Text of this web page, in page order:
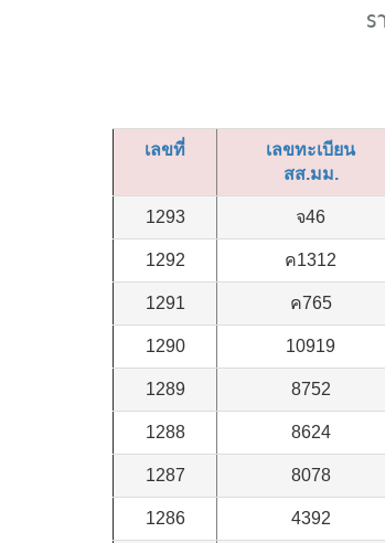
เลขที่
เลขทะเบียน
สส.มม.
1293 จ46
1292 ค1312
1291 ค765
1290 10919
1289 8752
1288 8624
1287 8078
1286 4392